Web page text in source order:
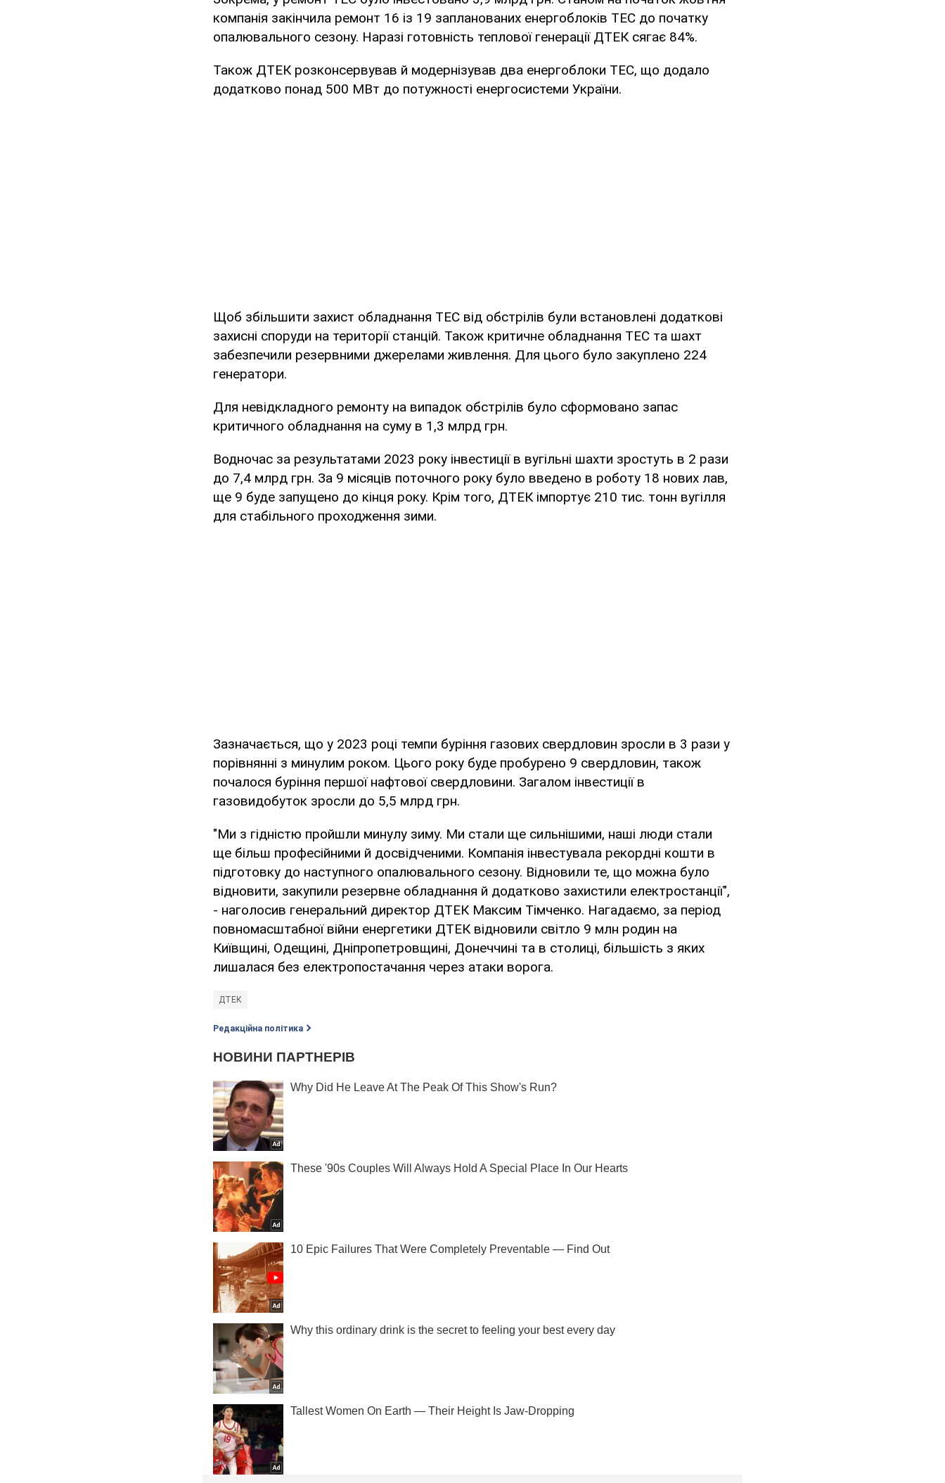
компанія закінчила ремонт 16 із 19 запланованих енергоблоків ТЕС до початку
опалювального сезону. Наразі готовність теплової генерації ДТЕК сягає 84%.
Також ДТЕК розконсервував й модернізував два енергоблоки ТЕС, що додало
додатково понад 500 МВт до потужності енергосистеми України.
Щоб збільшити захист обладнання ТЕС від обстрілів були встановлені додаткові
захисні споруди на території станцій. Також критичне обладнання ТЕС та шахт
забезпечили резервними джерелами живлення. Для цього було закуплено 224
генератори.
Для невідкладного ремонту на випадок обстрілів було сформовано запас
критичного обладнання на суму в 1,3 млрд грн.
Водночас за результатами 2023 року інвестиції в вугільні шахти зростуть в 2 рази
до 7,4 млрд грн. За 9 місяців поточного року було введено в роботу 18 нових лав,
ще 9 буде запущено до кінця року. Крім того, ДТЕК імпортує 210 тис. тонн вугілля
для стабільного проходження зими.
Зазначається, що у 2023 році темпи буріння газових свердловин зросли в 3 рази у
порівнянні з минулим роком. Цього року буде пробурено 9 свердловин, також
почалося буріння першої нафтової свердловини. Загалом інвестиції в
газовидобуток зросли до 5,5 млрд грн.
"Ми з гідністю пройшли минулу зиму. Ми стали ще сильнішими, наші люди стали
ще більш професійними й досвідченими. Компанія інвестувала рекордні кошти в
підготовку до наступного опалювального сезону. Відновили те, що можна було
відновити, закупили резервне обладнання й додатково захистили електростанції",
- наголосив генеральний директор ДТЕК Максим Тімченко. Нагадаємо, за період
повномасштабної війни енергетики ДТЕК відновили світло 9 млн родин на
Київщині, Одещині, Дніпропетровщині, Донеччині та в столиці, більшість з яких
лишалася без електропостачання через атаки ворога.
ДТЕК
Редакційна політика